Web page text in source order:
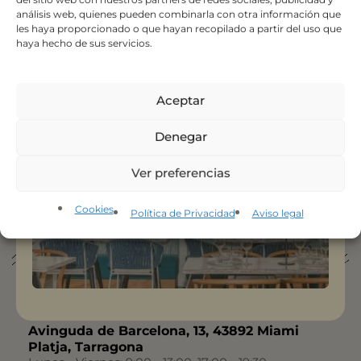
análisis web, quienes pueden combinarla con otra información que
les haya proporcionado o que hayan recopilado a partir del uso que
haya hecho de sus servicios.
Aceptar
Denegar
Ver preferencias
Cookies Política de Privacidad Aviso legal
Visítanos en Tarragona, en nuestras
tiendas en Vila-seca y Miami Platja, y
descubre nuestras exposiciones.
Pol. Ind. Alba Parcela 16 43480, Vila-seca,
Lunes - Viernes: 9:30 - 13:30, 16:30 - 20:00
Ver tienda en el mapa
hola@apartmueble.com
Avinguda de Barcelona, 13, 43892 Miami
Platja, Tarragona